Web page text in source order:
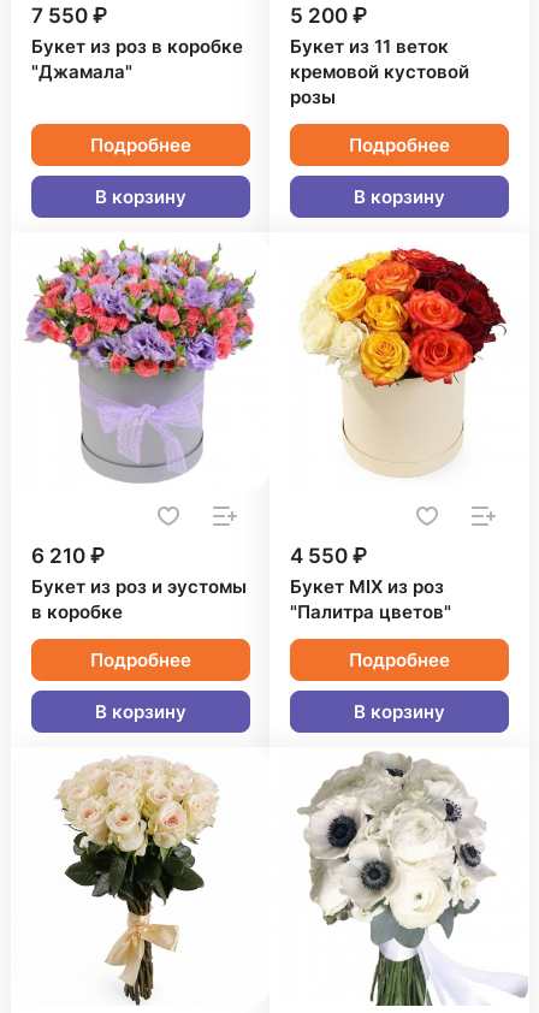
7 550 ₽
Букет из роз в коробке
"Джамала"
Подробнее
В корзину
5 200 ₽
Букет из 11 веток
кремовой кустовой
розы
Подробнее
В корзину
6 210 ₽
Букет из роз и эустомы
в коробке
Подробнее
В корзину
4 550 ₽
Букет MIX из роз
"Палитра цветов"
Подробнее
В корзину